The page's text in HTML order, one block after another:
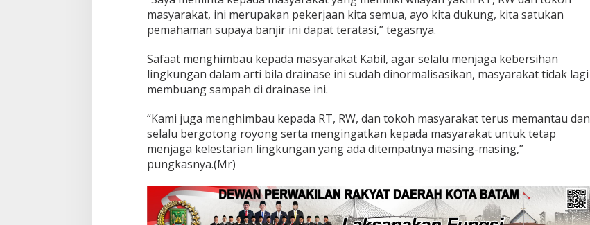
masyarakat, ini merupakan pekerjaan kita semua, ayo kita dukung, kita satukan
pemahaman supaya banjir ini dapat teratasi,” tegasnya.
Safaat menghimbau kepada masyarakat Kabil, agar selalu menjaga kebersihan
lingkungan dalam arti bila drainase ini sudah dinormalisasikan, masyarakat tidak lagi
membuang sampah di drainase ini.
“Kami juga menghimbau kepada RT, RW, dan tokoh masyarakat terus memantau dan
selalu bergotong royong serta mengingatkan kepada masyarakat untuk tetap
menjaga kelestarian lingkungan yang ada ditempatnya masing-masing,”
pungkasnya.(Mr)